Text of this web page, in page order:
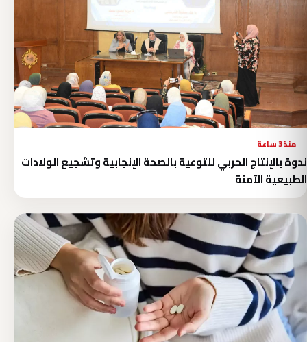
منذ 3 ساعة
ندوة بالإنتاج الحربي للتوعية بالصحة الإنجابية وتشجيع الولادات
الطبيعية الآمنة